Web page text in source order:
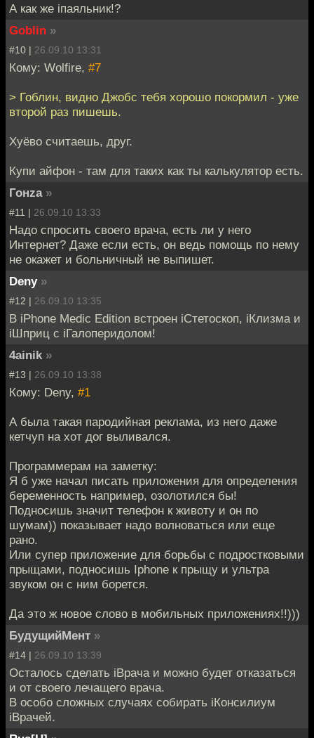
А как же iпаяльник!?
Goblin »
#10 | 26.09.10 13:31
Кому: Wolfire, #7
> Гоблин, видно Джобс тебя хорошо покормил - уже
второй раз пишешь.
Хуёво считаешь, друг.
Купи айфон - там для таких как ты калькулятор есть.
Гонzа »
#11 | 26.09.10 13:33
Надо спросить своего врача, есть ли у него
Интернет? Даже если есть, он ведь помощь по нему
не окажет и больничный не выпишет.
Deny »
#12 | 26.09.10 13:35
В iPhone Medic Edition встроен iСтетоскоп, iКлизма и
iШприц с iГалоперидолом!
4ainik »
#13 | 26.09.10 13:38
Кому: Deny, #1
А была такая пародийная реклама, из него даже
кетчуп на хот дог выливался.
Программерам на заметку:
Я б уже начал писать приложения для определения
беременность например, озолотился бы!
Подносишь значит телефон к животу и он по
шумам)) показывает надо волноваться или еще
рано.
Или супер приложение для борьбы с подростковыми
прыщами, подносишь Iphone к прыщу и ультра
звуком он с ним борется.
Да это ж новое слово в мобильных приложениях!!)))
БудущийМент »
#14 | 26.09.10 13:39
Осталось сделать iВрача и можно будет отказаться
и от своего лечащего врача.
В особо сложных случаях собирать iКонсилиум
iВрачей.